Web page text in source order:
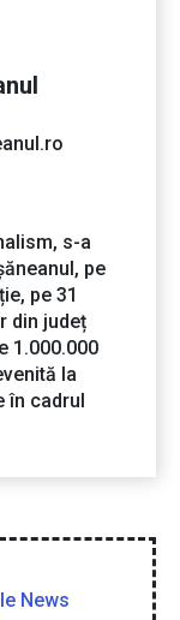
s-a
pe
pe 31
din județ
1.000.000
la
în cadrul
News